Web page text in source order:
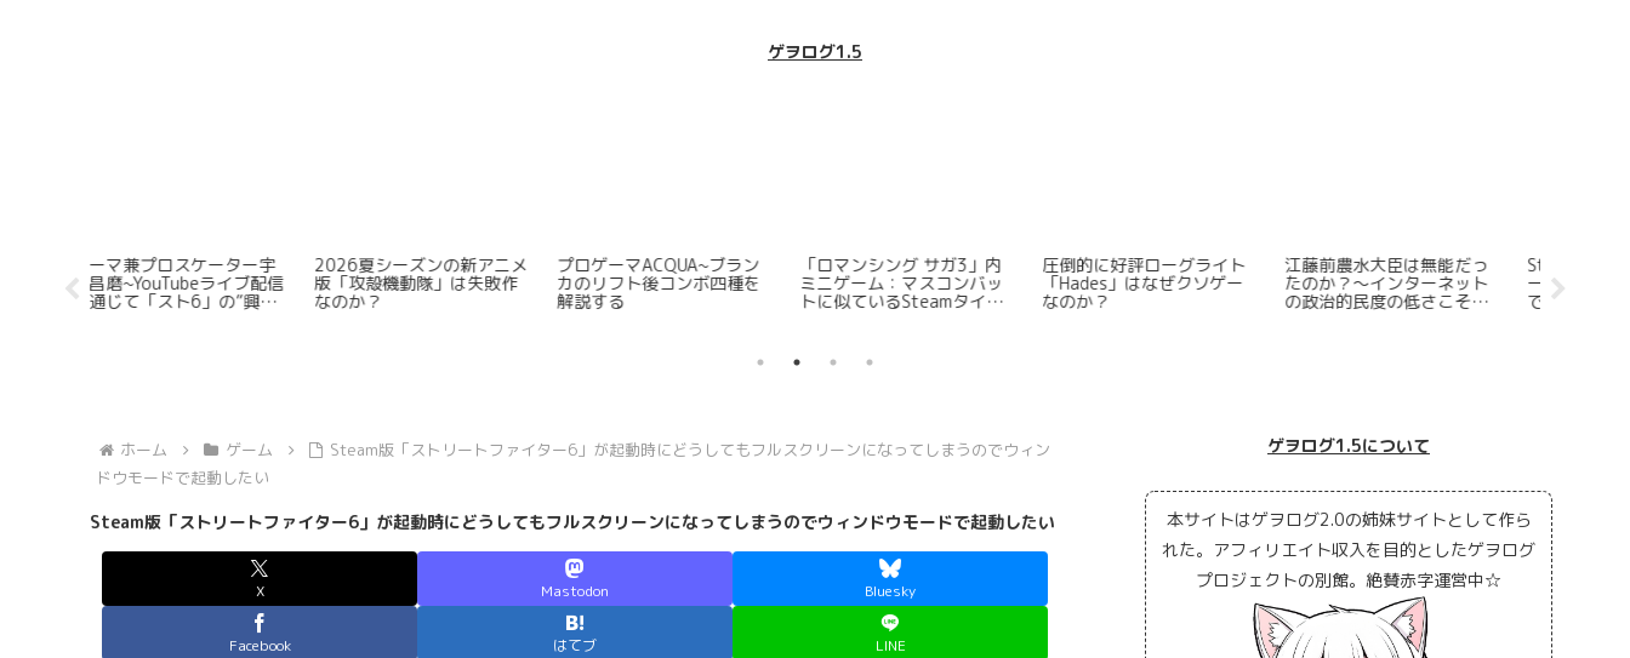
ゲヲログ1.5
Steamで販売されているゲ
ームはセール時なぜここま
で割り引かれるのか？
Steamで注目すべき「タク
ティクスオウガ」や「ファ
イアーエムブレム」に似て
Steamでリリースされたロ
ーグライトFPSに思うところ
を全力でまとめてみた
ゲヲログの懸念～集英社ゲ
ームズや講談社クリエイタ
ーズラボは失敗する～
Steamで注目すべき日本語
で遊べる高評価ギャンブル
ゲーム5選
世界一わかりやすい「タコ
ピーの原罪」の時系列解説
＆物語総括【盛大なネタバ
イター6
てもフル
ホーム ゲーム
Steam版「ストリートファイター6」が起動時にどうしてもフルスクリーンになってしまうのでウィン
ドウモードで起動したい
Steam版「ストリートファイター6」が起動時にどうしてもフルスクリーンになってしまうのでウィンドウモードで起動したい
X Mastodon Bluesky
Facebook はてブ LINE
ゲヲログ1.5について
本サイトはゲヲログ2.0の姉妹サイトとして作ら
れた。アフィリエイト収入を目的としたゲヲログ
プロジェクトの別館。絶賛赤字運営中☆